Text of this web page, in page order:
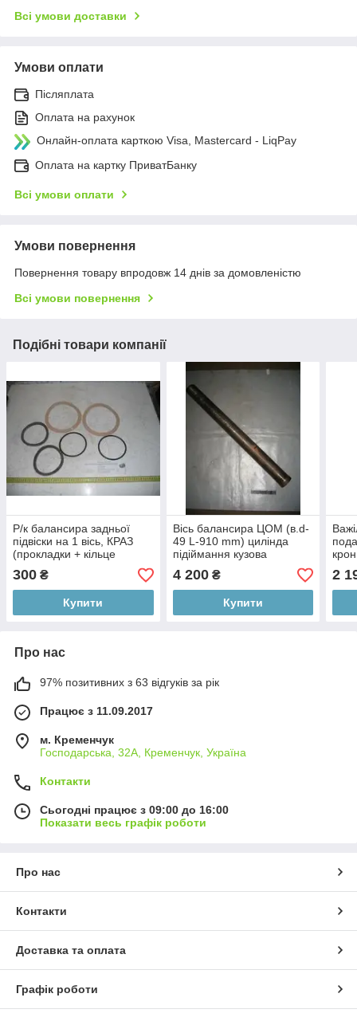
Всі умови доставки
Умови оплати
Післяплата
Оплата на рахунок
Онлайн-оплата карткою Visa, Mastercard - LiqPay
Оплата на картку ПриватБанку
Всі умови оплати
Умови повернення
Повернення товару впродовж 14 днів за домовленістю
Всі умови повернення
Подібні товари компанії
Р/к балансира задньої
підвіски на 1 вісь, КРАЗ
(прокладки + кільце
різання.+волок) КРАЗ, к-т
(Арт. 250Б-2918009)
300 ₴
Купити
Вісь балансира ЦОМ (в.d-
49 L-910 mm) цилінда
підіймання кузова
(пр.во.00КРАЗ) (Арт.
220В-8602031)
4 200₴
Купити
2
Про нас
97% позитивних з 63 відгуків за рік
Працює з 11.09.2017
м. Кременчук
Господарська, 32А, Кременчук, Україна
Контакти
Сьогодні працює з 09:00 до 16:00
Показати весь графік роботи
Про нас
Контакти
Доставка та оплата
Графік роботи